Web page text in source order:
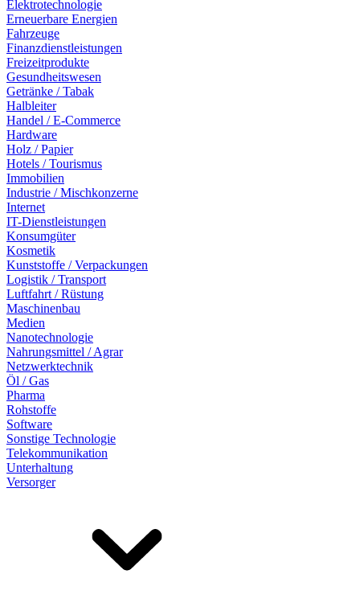
Elektrotechnologie
Erneuerbare Energien
Fahrzeuge
Finanzdienstleistungen
Freizeitprodukte
Gesundheitswesen
Getränke / Tabak
Halbleiter
Handel / E-Commerce
Hardware
Holz / Papier
Hotels / Tourismus
Immobilien
Industrie / Mischkonzerne
Internet
IT-Dienstleistungen
Konsumgüter
Kosmetik
Kunststoffe / Verpackungen
Logistik / Transport
Luftfahrt / Rüstung
Maschinenbau
Medien
Nanotechnologie
Nahrungsmittel / Agrar
Netzwerktechnik
Öl / Gas
Pharma
Rohstoffe
Software
Sonstige Technologie
Telekommunikation
Unterhaltung
Versorger